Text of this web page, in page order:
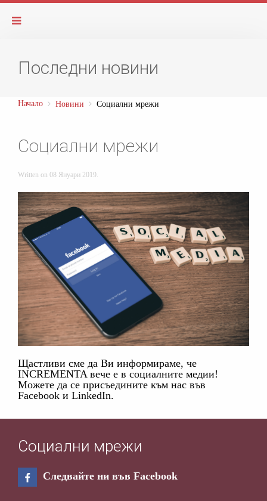
Последни новини
Начало Новини Социални мрежи
Социални мрежи
Written on 08 Януари 2019.
Щастливи сме да Ви информираме, че
INCREMENTA вече е в социалните медии!
Можете да се присъедините към нас във
Facebook и LinkedIn.
Социални мрежи
Следвайте ни във Facebook